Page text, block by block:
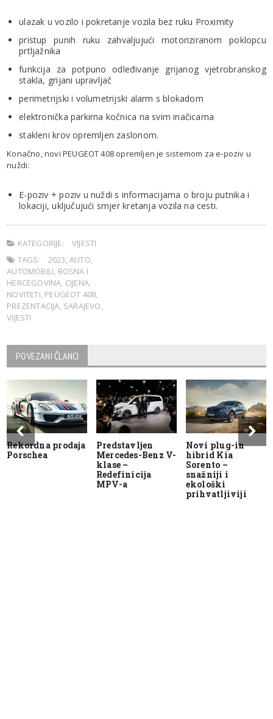
ulazak u vozilo i pokretanje vozila bez ruku Proximity
pristup punih ruku zahvaljujući motoriziranom poklopcu
prtljažnika
funkcija za potpuno odleđivanje grijanog vjetrobranskog
stakla, grijani upravljač
perimetrijski i volumetrijski alarm s blokadom
elektronička parkirna kočnica na svim inačicama
stakleni krov opremljen zaslonom.
Konačno, novi PEUGEOT 408 opremljen je sistemom za e-poziv u
nuždi:
E-poziv + poziv u nuždi s informacijama o broju putnika i
lokaciji, uključujući smjer kretanja vozila na cesti.
KATEGORIJE:
VIJESTI
TAGS:
2023,AUTO,
AUTOMOBILI, BOSNA I
HERCEGOVINA, CIJENA,
NOVITETI, PEUGEOT 408,
PREZENTACIJA, SARAJEVO,
VIJESTI
POVEZANI ČLANCI
Rekordna prodaja
Porschea
Predstavljen
Mercedes-Benz V-
klase –
Redefinicija
MPV-a
Novi plug-in
hibrid Kia
Sorento –
snažniji i
ekološki
prihvatljiviji